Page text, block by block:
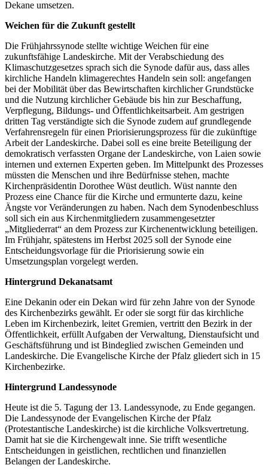
Dekane umsetzen.
Weichen für die Zukunft gestellt
Die Frühjahrssynode stellte wichtige Weichen für eine
zukunftsfähige Landeskirche. Mit der Verabschiedung des
Klimaschutzgesetzes sprach sich die Synode dafür aus, dass alles
kirchliche Handeln klimagerechtes Handeln sein soll: angefangen
bei der Mobilität über das Bewirtschaften kirchlicher Grundstücke
und die Nutzung kirchlicher Gebäude bis hin zur Beschaffung,
Verpflegung, Bildungs- und Öffentlichkeitsarbeit. Am gestrigen
dritten Tag verständigte sich die Synode zudem auf grundlegende
Verfahrensregeln für einen Priorisierungsprozess für die zukünftige
Arbeit der Landeskirche. Dabei soll es eine breite Beteiligung der
demokratisch verfassten Organe der Landeskirche, von Laien sowie
internen und externen Experten geben. Im Mittelpunkt des Prozesses
müssten die Menschen und ihre Bedürfnisse stehen, machte
Kirchenpräsidentin Dorothee Wüst deutlich. Wüst nannte den
Prozess eine Chance für die Kirche und ermunterte dazu, keine
Ängste vor Veränderungen zu haben. Nach dem Synodenbeschluss
soll sich ein aus Kirchenmitgliedern zusammengesetzter
„Mitgliederrat“ an dem Prozess zur Kirchenentwicklung beteiligen.
Im Frühjahr, spätestens im Herbst 2025 soll der Synode eine
Entscheidungsvorlage für die Priorisierung sowie ein
Umsetzungsplan vorgelegt werden.
Hintergrund Dekanatsamt
Eine Dekanin oder ein Dekan wird für zehn Jahre von der Synode
des Kirchenbezirks gewählt. Er oder sie sorgt für das kirchliche
Leben im Kirchenbezirk, leitet Gremien, vertritt den Bezirk in der
Öffentlichkeit, erfüllt Aufgaben der Verwaltung, Dienstaufsicht und
Geschäftsführung und ist Bindeglied zwischen Gemeinden und
Landeskirche. Die Evangelische Kirche der Pfalz gliedert sich in 15
Kirchenbezirke.
Hintergrund Landessynode
Heute ist die 5. Tagung der 13. Landessynode, zu Ende gegangen.
Die Landessynode der Evangelischen Kirche der Pfalz
(Protestantische Landeskirche) ist die kirchliche Volksvertretung.
Damit hat sie die Kirchengewalt inne. Sie trifft wesentliche
Entscheidungen in geistlichen, rechtlichen und finanziellen
Belangen der Landeskirche.